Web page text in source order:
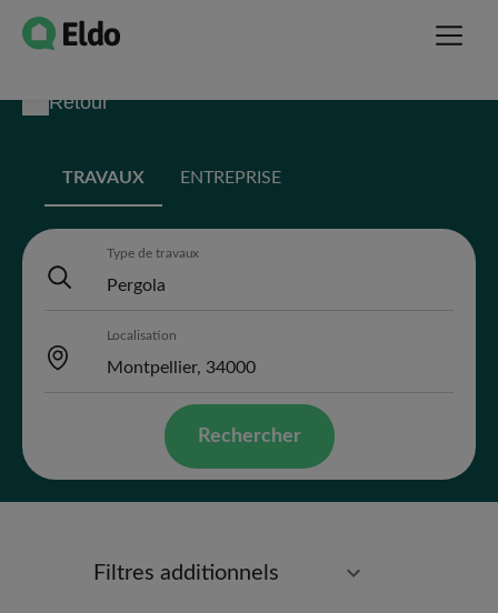
Retour
TRAVAUX ENTREPRISE
Type de travaux
Localisation
Rechercher
Filtres additionnels